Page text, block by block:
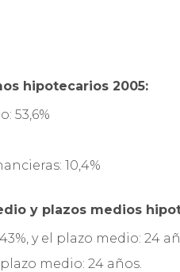
hipotecarios 2005:
53,6%
10,4%
y plazos medios
y el plazo medio: 24
plazo medio: 24 años.